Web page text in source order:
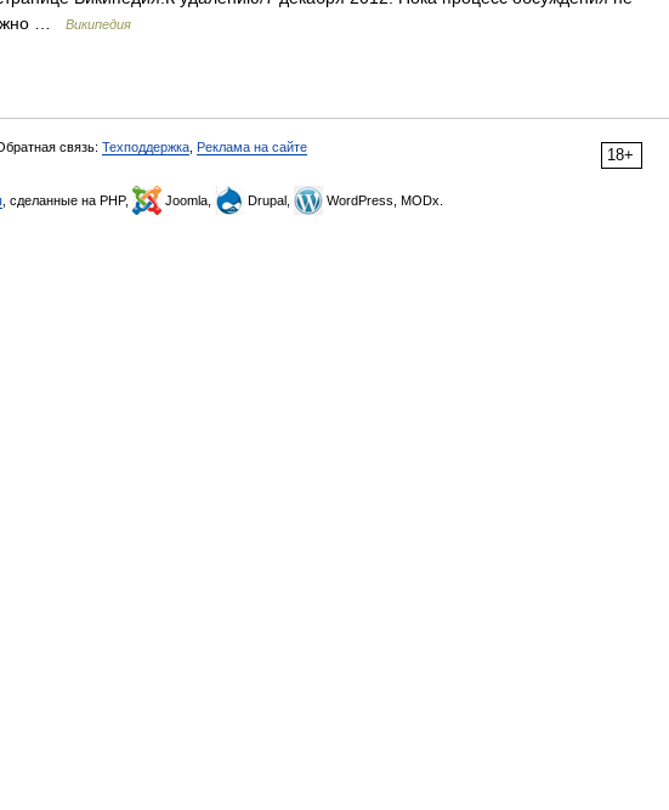
…
Википедия
18+
связь: Техподдержка Реклама на сайте
, сделанные на PHP, Joomla, Drupal, WordPress, MODx.